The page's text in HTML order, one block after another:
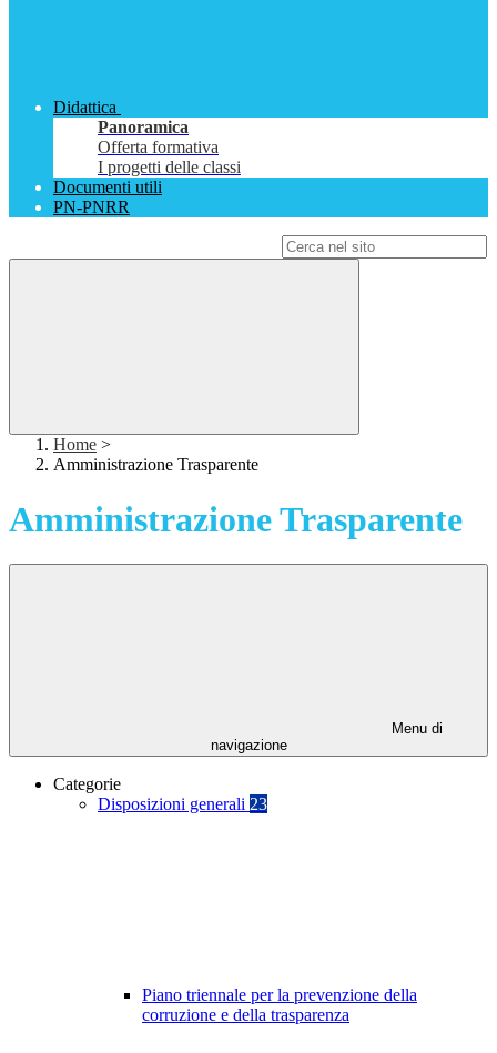
Didattica
Panoramica
Offerta formativa
I progetti delle classi
Documenti utili
PN-PNRR
Home >
Amministrazione Trasparente
Amministrazione Trasparente
Menu di
navigazione
Categorie
Disposizioni generali 23
Piano triennale per la prevenzione della
corruzione e della trasparenza